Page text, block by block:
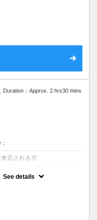
Duration：Approx. 2 hrs30 mins
店される方
See details